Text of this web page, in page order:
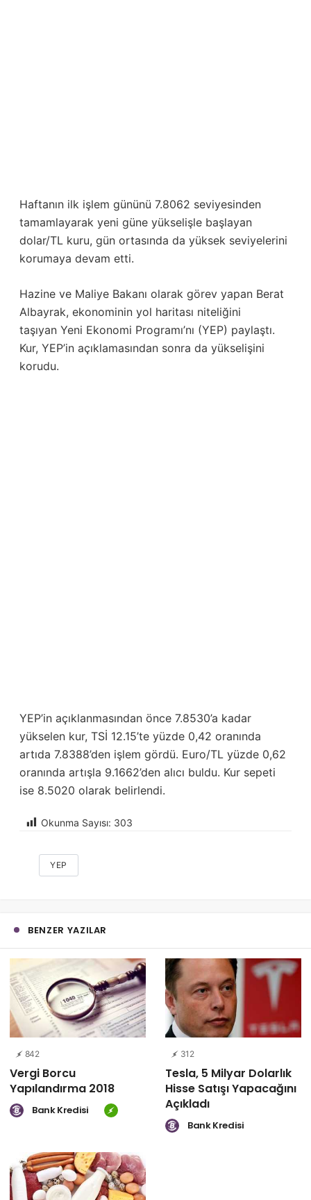
Haftanın ilk işlem gününü 7.8062 seviyesinden
tamamlayarak yeni güne yükselişle başlayan
dolar/TL kuru, gün ortasında da yüksek seviyelerini
korumaya devam etti.
Hazine ve Maliye Bakanı olarak görev yapan Berat
Albayrak, ekonominin yol haritası niteliğini
taşıyan Yeni Ekonomi Programı’nı (YEP) paylaştı.
Kur, YEP’in açıklamasından sonra da yükselişini
korudu.
YEP’in açıklanmasından önce 7.8530’a kadar
yükselen kur, TSİ 12.15’te yüzde 0,42 oranında
artıda 7.8388’den işlem gördü. Euro/TL yüzde 0,62
oranında artışla 9.1662’den alıcı buldu. Kur sepeti
ise 8.5020 olarak belirlendi.
Okunma Sayısı: 303
YEP
BENZER YAZILAR
842
Vergi Borcu
Yapılandırma 2018
Bank Kredisi
312
Tesla, 5 Milyar Dolarlık
Hisse Satışı Yapacağını
Açıkladı
Bank Kredisi